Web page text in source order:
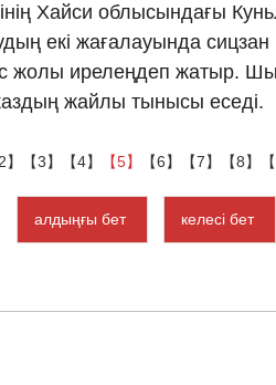
Хайси облысындағы
екі жағалауында сицзан
ирелеңдеп жатыр.
жайлы тынысы еседі.
】 【3】 【4】 【5】 【6】 【7】 【8】
алдыңғы бет
келесі бет